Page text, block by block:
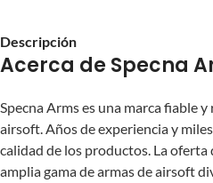
Descripción
Acerca de Specna
Specna Arms es una marca fiable
airsoft. Años de experiencia y
calidad de los productos. La oferta
amplia gama de armas de airsoft